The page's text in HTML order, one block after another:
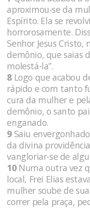
aproximou-se da
Espírito. Ela se
horrorosamente.
Senhor Jesus
demônio, que saias
molestá-la”.
8 Logo que acabou
rápido e com tanto
cura da mulher e
demônio, o santo
enganado.
9 Saiu
da divina
vangloriar-se de
10Numa outra vez
local, Frei Elias
mulher soube de
correr pela praça,